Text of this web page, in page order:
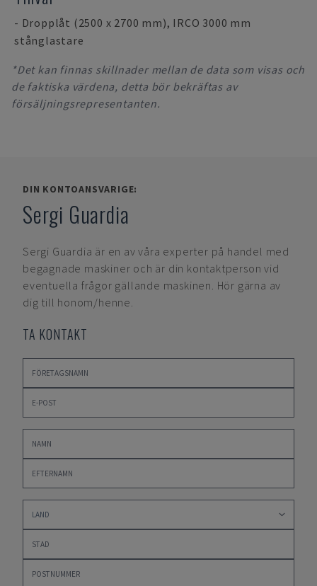
- Dropplåt (2500 x 2700 mm), IRCO 3000 mm
stånglastare
*Det kan finnas skillnader mellan de data som visas och
de faktiska värdena, detta bör bekräftas av
försäljningsrepresentanten.
DIN KONTOANSVARIGE:
Sergi Guardia
Sergi Guardia är en av våra experter på handel med
begagnade maskiner och är din kontaktperson vid
eventuella frågor gällande maskinen. Hör gärna av
dig till honom/henne.
TA KONTAKT